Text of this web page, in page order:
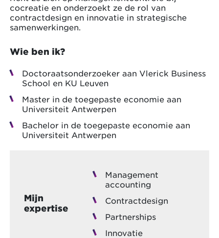
cocreatie en onderzoekt ze de rol van
contractdesign en innovatie in strategische
samenwerkingen.
Wie ben ik?
Doctoraatsonderzoeker aan Vlerick Business
School en KU Leuven
Master in de toegepaste economie aan
Universiteit Antwerpen
Bachelor in de toegepaste economie aan
Universiteit Antwerpen
Mijn
expertise
Management
accounting
Contractdesign
Partnerships
Innovatie